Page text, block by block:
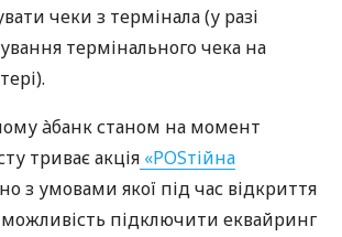
чеки з термінала (у разі
термінального чека на
àбанк станом на момент
триває акція «POSтійна
з умовами якої під час відкриття
підключити еквайринг